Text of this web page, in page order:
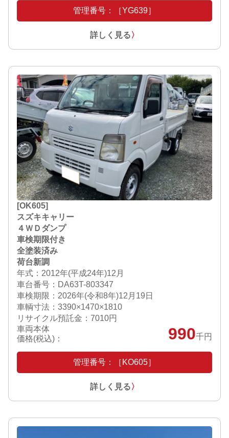
管理番号：［YG639］
詳しく見る〉
[OK605]
スズキキャリー
４ＷＤダンプ
車検期限付き
全塗装済み
荷台新調
年式：2012年(平成24年)12月
車台番号：DA63T-803347
車検期限： 2026年(令和8年)12月19日
車輌寸法：3390×1470×1810
リサイクル預託金：7010円
車両本体
価格(税込)：
990千円
管理番号：［KO605］
詳しく見る〉